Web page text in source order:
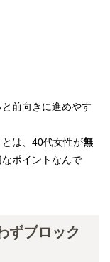
前向きに進めやす
は、40代女性が無
ポイントなんで
ずブロック